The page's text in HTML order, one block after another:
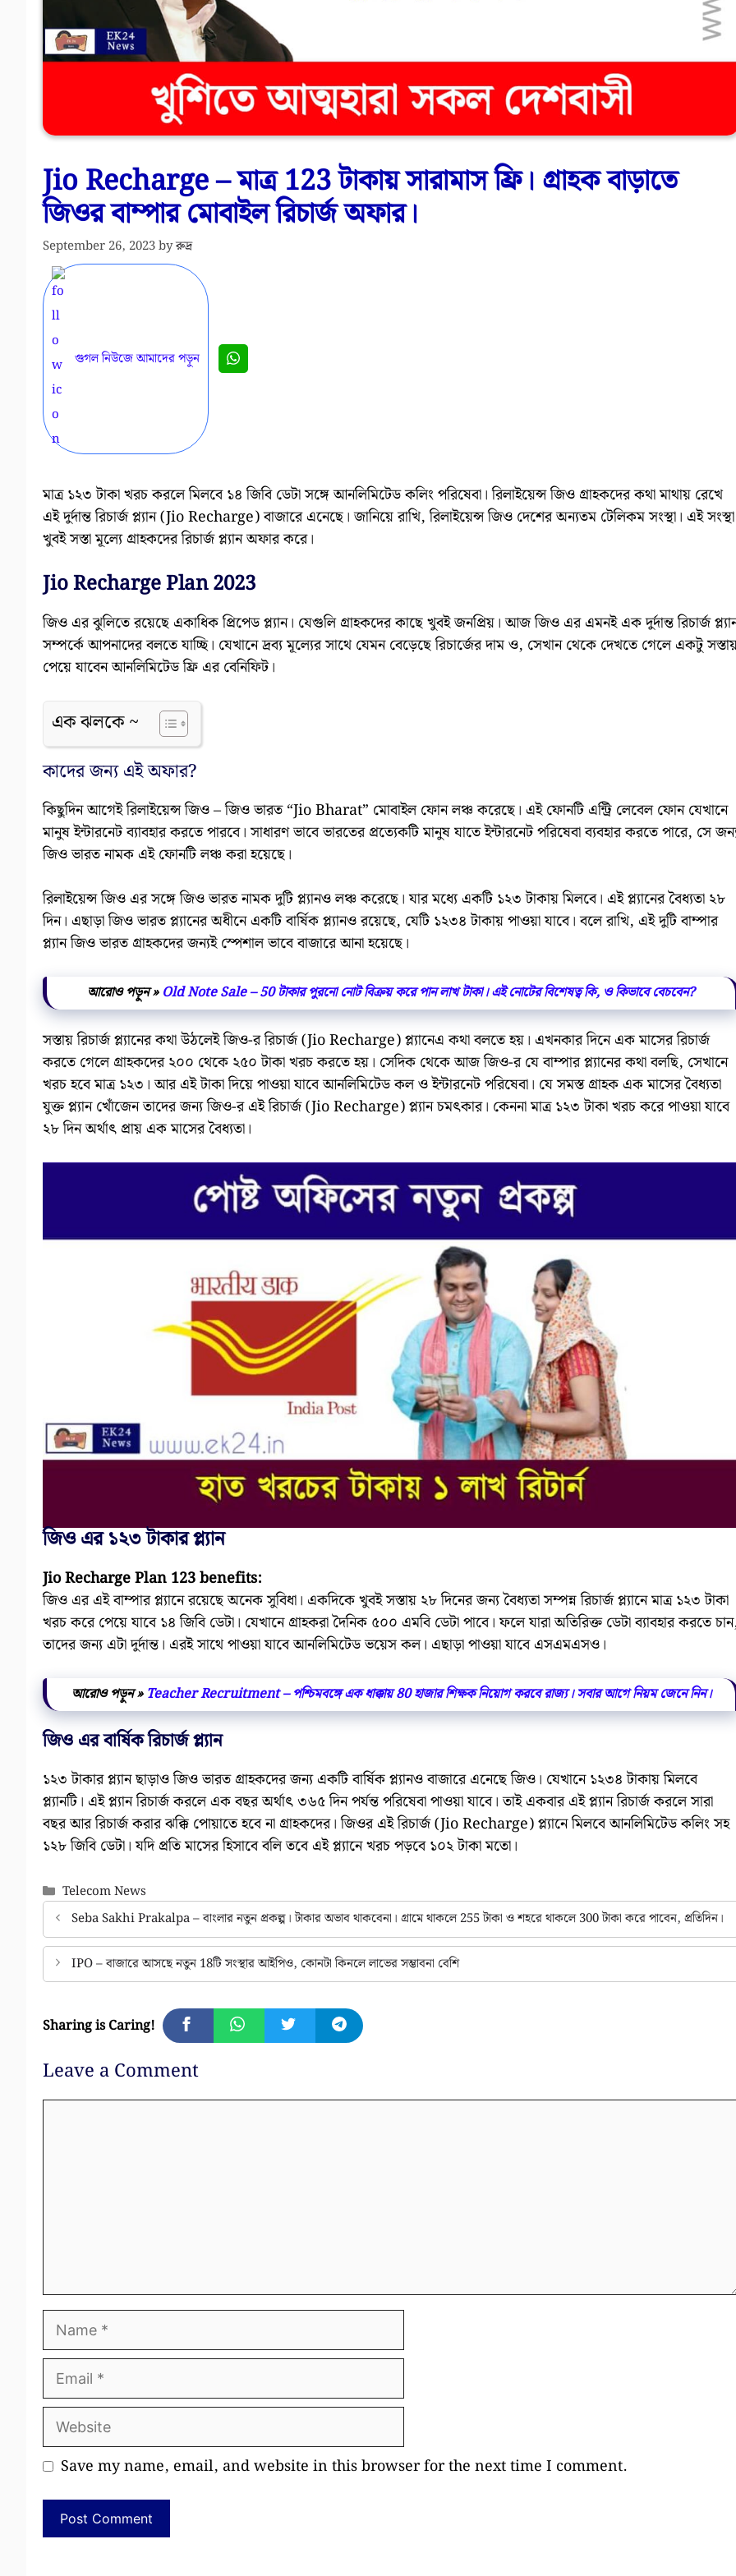
Jio Recharge – মাত্র 123 টাকায় সারামাস ফ্রি। গ্রাহক বাড়াতে
জিওর বাম্পার মোবাইল রিচার্জ অফার।
September 26, 2023byরুদ্র
গুগল নিউজে আমাদের পড়ুন
মাত্র ১২৩ টাকা খরচ করলে মিলবে ১৪ জিবি ডেটা সঙ্গে আনলিমিটেড কলিং পরিষেবা। রিলাইয়েন্স জিও গ্রাহকদের কথা মাথায় রেখে
এই দুর্দান্ত রিচার্জ প্ল্যান (Jio Recharge) বাজারে এনেছে। জানিয়ে রাখি, রিলাইয়েন্স জিও দেশের অন্যতম টেলিকম সংস্থা। এই সংস্থা
খুবই সস্তা মূল্যে গ্রাহকদের রিচার্জ প্ল্যান অফার করে।
Jio Recharge Plan 2023
জিও এর ঝুলিতে রয়েছে একাধিক প্রিপেড প্ল্যান। যেগুলি গ্রাহকদের কাছে খুবই জনপ্রিয়। আজ জিও এর এমনই এক দুর্দান্ত রিচার্জ
সম্পর্কে আপনাদের বলতে যাচ্ছি। যেখানে দ্রব্য মূল্যের সাথে যেমন বেড়েছে রিচার্জের দাম ও, সেখান থেকে দেখতে গেলে একটু
পেয়ে যাবেন আনলিমিটেড ফ্রি এর বেনিফিট।
এক ঝলকে ~
কাদের জন্য এই অফার?
কিছুদিন আগেই রিলাইয়েন্স জিও – জিও ভারত “Jio Bharat” মোবাইল ফোন লঞ্চ করেছে। এই ফোনটি এন্ট্রি লেবেল ফোন যেখানে
মানুষ ইন্টারনেট ব্যাবহার করতে পারবে। সাধারণ ভাবে ভারতের প্রত্যেকটি মানুষ যাতে ইন্টারনেট পরিষেবা ব্যবহার করতে পারে, সে
জিও ভারত নামক এই ফোনটি লঞ্চ করা হয়েছে।
রিলাইয়েন্স জিও এর সঙ্গে জিও ভারত নামক দুটি প্ল্যানও লঞ্চ করেছে। যার মধ্যে একটি ১২৩ টাকায় মিলবে। এই প্ল্যানের বৈধ্যতা ২৮
দিন। এছাড়া জিও ভারত প্ল্যানের অধীনে একটি বার্ষিক প্ল্যানও রয়েছে, যেটি ১২৩৪ টাকায় পাওয়া যাবে। বলে রাখি, এই দুটি বাম্পার
প্ল্যান জিও ভারত গ্রাহকদের জন্যই স্পেশাল ভাবে বাজারে আনা হয়েছে।
আরোও পড়ুন » Old Note Sale – 50 টাকার পুরনো নোট বিক্রয় করে পান লাখ টাকা। এই নোটের বিশেষত্ব কি, ও কিভাবে বেচবেন?
সস্তায় রিচার্জ প্ল্যানের কথা উঠলেই জিও-র রিচার্জ (Jio Recharge) প্ল্যানেএ কথা বলতে হয়। এখনকার দিনে এক মাসের রিচার্জ
করতে গেলে গ্রাহকদের ২০০ থেকে ২৫০ টাকা খরচ করতে হয়। সেদিক থেকে আজ জিও-র যে বাম্পার প্ল্যানের কথা বলছি, সেখানে
খরচ হবে মাত্র ১২৩। আর এই টাকা দিয়ে পাওয়া যাবে আনলিমিটেড কল ও ইন্টারনেট পরিষেবা। যে সমস্ত গ্রাহক এক মাসের বৈধ্যতা
যুক্ত প্ল্যান খোঁজেন তাদের জন্য জিও-র এই রিচার্জ (Jio Recharge) প্ল্যান চমৎকার। কেননা মাত্র ১২৩ টাকা খরচ করে পাওয়া যাবে
২৮ দিন অর্থাৎ প্রায় এক মাসের বৈধ্যতা।
জিও এর ১২৩ টাকার প্ল্যান
Jio Recharge Plan 123 benefits:
জিও এর এই বাম্পার প্ল্যানে রয়েছে অনেক সুবিধা। একদিকে খুবই সস্তায় ২৮ দিনের জন্য বৈধ্যতা সম্পন্ন রিচার্জ প্ল্যানে মাত্র ১২৩ টাকা
খরচ করে পেয়ে যাবে ১৪ জিবি ডেটা। যেখানে গ্রাহকরা দৈনিক ৫০০ এমবি ডেটা পাবে। ফলে যারা অতিরিক্ত ডেটা ব্যাবহার করতে
তাদের জন্য এটা দুর্দান্ত। এরই সাথে পাওয়া যাবে আনলিমিটেড ভয়েস কল। এছাড়া পাওয়া যাবে এসএমএসও।
আরোও পড়ুন » Teacher Recruitment – পশ্চিমবঙ্গে এক ধাক্কায় 80 হাজার শিক্ষক নিয়োগ করবে রাজ্য। সবার আগে নিয়ম জেনে নিন।
জিও এর বার্ষিক রিচার্জ প্ল্যান
১২৩ টাকার প্ল্যান ছাড়াও জিও ভারত গ্রাহকদের জন্য একটি বার্ষিক প্ল্যানও বাজারে এনেছে জিও। যেখানে ১২৩৪ টাকায় মিলবে
প্ল্যানটি। এই প্ল্যান রিচার্জ করলে এক বছর অর্থাৎ ৩৬৫ দিন পর্যন্ত পরিষেবা পাওয়া যাবে। তাই একবার এই প্ল্যান রিচার্জ করলে সারা
বছর আর রিচার্জ করার ঝক্কি পোয়াতে হবে না গ্রাহকদের। জিওর এই রিচার্জ (Jio Recharge) প্ল্যানে মিলবে আনলিমিটেড কলিং সহ
১২৮ জিবি ডেটা। যদি প্রতি মাসের হিসাবে বলি তবে এই প্ল্যানে খরচ পড়বে ১০২ টাকা মতো।
Categories
Telecom News
Seba Sakhi Prakalpa – বাংলার নতুন প্রকল্প। টাকার অভাব থাকবেনা। গ্রামে থাকলে 255 টাকা ও শহরে থাকলে 300 টাকা করে পাবেন, প্রতিদিন।
IPO – বাজারে আসছে নতুন 18টি সংস্থার আইপিও, কোনটা কিনলে লাভের সম্ভাবনা বেশি
Sharing is Caring!
Leave a Comment
Name
Email
Website
Save my name, email, and website in this browser for the next time I comment.